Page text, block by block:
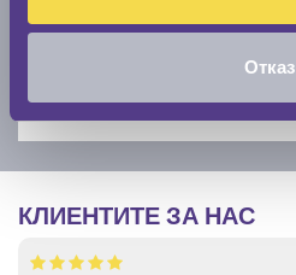
Отказ
КЛИЕНТИТЕ ЗА НАС